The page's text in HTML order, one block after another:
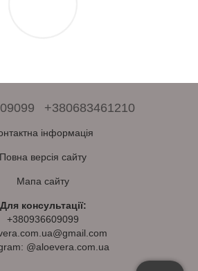
+380683461210
інформація
Повна версія сайту
Мапа сайту
Для консультації:
+380936609099
@aloevera.com.ua